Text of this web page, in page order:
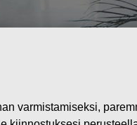
varmistamiseksi,